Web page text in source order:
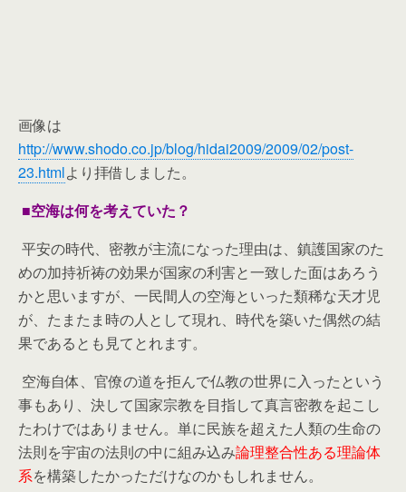
画像は
http://www.shodo.co.jp/blog/hidai2009/2009/02/post-
23.htmlより拝借しました。
■空海は何を考えていた？
平安の時代、密教が主流になった理由は、鎮護国家のた
めの加持祈祷の効果が国家の利害と一致した面はあろう
かと思いますが、一民間人の空海といった類稀な天才児
が、たまたま時の人として現れ、時代を築いた偶然の結
果であるとも見てとれます。
空海自体、官僚の道を拒んで仏教の世界に入ったという
事もあり、決して国家宗教を目指して真言密教を起こし
たわけではありません。単に民族を超えた人類の生命の
法則を宇宙の法則の中に組み込み論理整合性ある理論体
系を構築したかっただけなのかもしれません。